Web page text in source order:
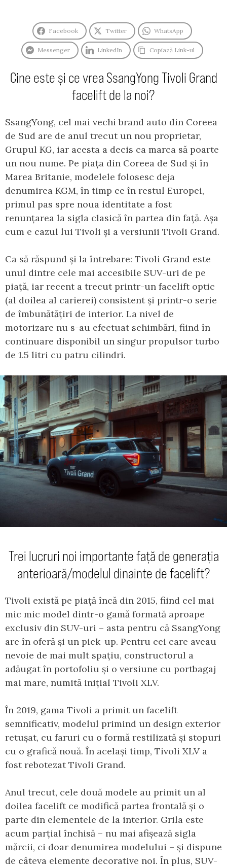
Facebook Twitter WhatsApp
Messenger LinkedIn Copiază Link-ul
Cine este și ce vrea SsangYong Tivoli Grand
facelift de la noi?
SsangYong, cel mai vechi brand auto din Coreea
de Sud are de anul trecut un nou proprietar,
Grupul KG, iar acesta a decis ca marca să poarte
un nou nume. Pe piața din Coreea de Sud și în
Marea Britanie, modelele folosesc deja
denumirea KGM, în timp ce în restul Europei,
primul pas spre noua identitate a fost
renunțarea la sigla clasică în partea din față. Așa
cum e cazul lui Tivoli și a versiunii Tivoli Grand.
Ca să răspund și la întrebare: Tivoli Grand este
unul dintre cele mai accesibile SUV-uri de pe
piață, iar recent a trecut printr-un facelift optic
(al doilea al carierei) consistent și printr-o serie
de îmbunătățiri de interior. La nivel de
motorizare nu s-au efectuat schimbări, fiind în
continuare disponibil un singur propulsor turbo
de 1.5 litri cu patru cilindri.
Trei lucruri noi importante față de generația
anterioară/modelul dinainte de facelift?
Tivoli există pe piață încă din 2015, fiind cel mai
mic mic model dintr-o gamă formată aproape
exclusiv din SUV-uri – asta pentru că SsangYong
are în oferă și un pick-up. Pentru cei care aveau
nevoie de mai mult spațiu, constructorul a
adăugat în portofoliu și o versiune cu portbagaj
mai mare, numită inițial Tivoli XLV.
În 2019, gama Tivoli a primit un facelift
semnificativ, modelul primind un design exterior
retușat, cu faruri cu o formă restilizată și stopuri
cu o grafică nouă. În același timp, Tivoli XLV a
fost rebotezat Tivoli Grand.
Anul trecut, cele două modele au primit un al
doilea facelift ce modifică partea frontală și o
parte din elementele de la interior. Grila este
acum parțial închisă – nu mai afișează sigla
mărcii, ci doar denumirea modelului – și dispune
de câteva elemente decorative noi. În plus, SUV-